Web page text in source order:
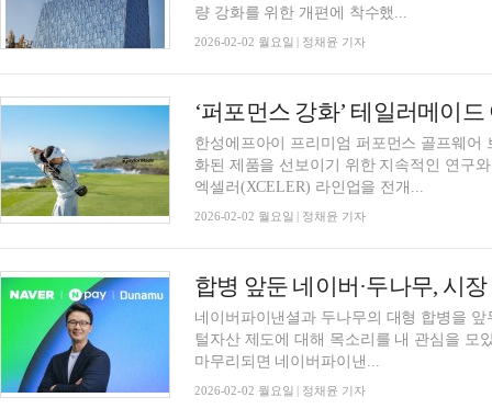
량 강화를 위한 개편에 착수했...
2026-02-02 월요일 | 정채윤 기자
‘퍼포먼스 강화’ 테일러메이
한성에프아이 프리미엄 퍼포먼스 골프웨
화된 제품을 선보이기 위한 지속적인 연구
엑셀러(XCELER) 라인업을 전개...
2026-02-02 월요일 | 정채윤 기자
합병 앞둔 네이버·두나무, 시
네이버파이낸셜과 두나무의 대형 합병을
털자산 제도에 대해 목소리를 내 관심을 모
마무리되면 네이버파이낸...
2026-02-02 월요일 | 정채윤 기자